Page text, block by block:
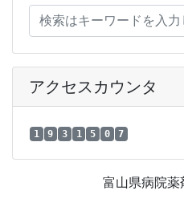
アクセスカウンタ
1 9 3 1 5 0 7
富山県病院薬